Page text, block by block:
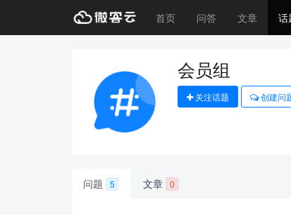
首页 问答 文章 话
会员组
关注话题 创建问
问题 5 文章 0